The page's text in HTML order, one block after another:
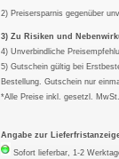
2) Preisersparnis gegenüber
3) Zu Risiken und
4) Unverbindliche
5) Gutschein gültig bei
Bestellung. Gutschein nur
*Alle Preise inkl. gesetzl.
Angabe zur
Sofort lieferbar, 1-2